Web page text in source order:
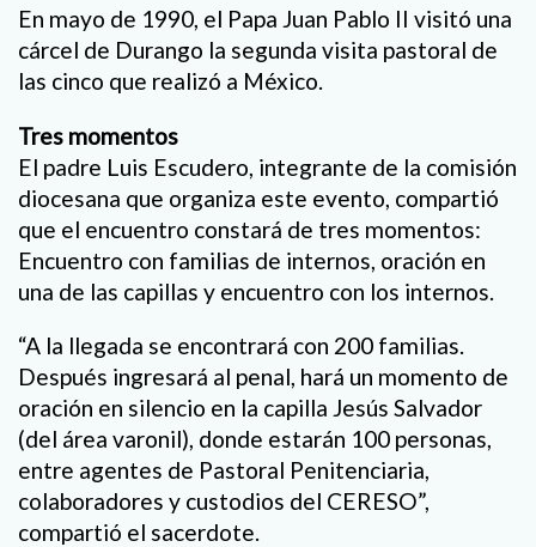
En mayo de 1990, el Papa Juan Pablo II visitó una
cárcel de Durango la segunda visita pastoral de
las cinco que realizó a México.
Tres momentos
El padre Luis Escudero, integrante de la comisión
diocesana que organiza este evento, compartió
que el encuentro constará de tres momentos:
Encuentro con familias de internos, oración en
una de las capillas y encuentro con los internos.
“A la llegada se encontrará con 200 familias.
Después ingresará al penal, hará un momento de
oración en silencio en la capilla Jesús Salvador
(del área varonil), donde estarán 100 personas,
entre agentes de Pastoral Penitenciaria,
colaboradores y custodios del CERESO”,
compartió el sacerdote.